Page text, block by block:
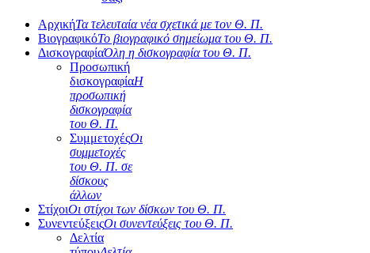
ΑρχικήΤα τελευταία νέα σχετικά με τον Θ. Π.
ΒιογραφικόΤο βιογραφικό σημείωμα του Θ. Π.
ΔισκογραφίαΌλη η δισκογραφία του Θ. Π.
Προσωπική
δισκογραφίαΗ
προσωπική
δισκογραφία
του Θ. Π.
ΣυμμετοχέςΟι
συμμετοχές
του Θ. Π. σε
δίσκους
άλλων
ΣτίχοιΟι στίχοι των δίσκων του Θ. Π.
ΣυνεντεύξειςΟι συνεντεύξεις του Θ. Π.
Δελτία